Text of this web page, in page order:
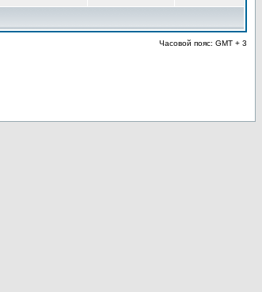
Часовой пояс: GMT + 3